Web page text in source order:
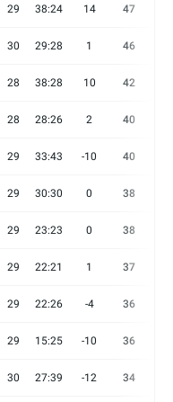
29 38:24 14 47
30 29:28 1 46
28 38:28 10 42
28 28:26 2 40
29 33:43 -10 40
29 30:30 0 38
29 23:23 0 38
29 22:21 1 37
29 22:26 -4 36
29 15:25 -10 36
30 27:39 -12 34